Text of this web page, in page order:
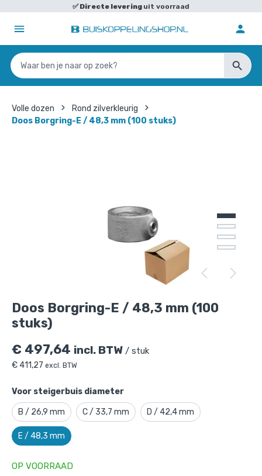
✅Directe levering uit voorraad
Volle dozen
Rond zilverkleurig
Doos Borgring-E / 48,3 mm (100 stuks)
Doos Borgring-E / 48,3 mm (100
stuks)
€ 497,64 incl. BTW / stuk
€ 411,27 excl. BTW
Voor steigerbuis diameter
B / 26,9 mm C / 33,7 mm D / 42,4 mm
E / 48,3 mm
OP VOORRAAD
Doos Borgring-E / 48,3 mm (100 stuks)
is
Doos Borgring-E / 48,3 mm (100
stuks)
Gekozen aantal: x